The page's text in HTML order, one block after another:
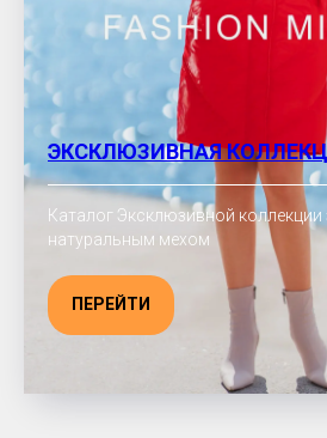
ЭКСКЛЮЗИВНАЯ
Каталог Эксклюзивной
натуральным мехом
ПЕРЕЙТИ